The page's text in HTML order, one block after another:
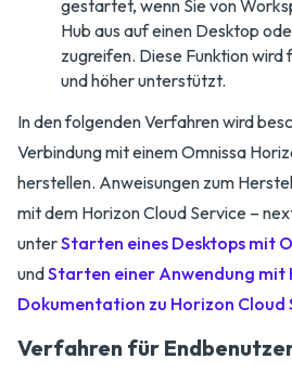
gestartet, wenn Sie von
Hub aus auf einen Desktop
zugreifen. Diese Funktion wird
und höher unterstützt.
In den folgenden Verfahren wird
Verbindung mit einem Omnissa
herstellen. Anweisungen zum
mit dem Horizon Cloud Service –
unterStarten eines Desktops mit
undStarten einer Anwendung mit
Dokumentation zu Horizon Cloud
Verfahren für